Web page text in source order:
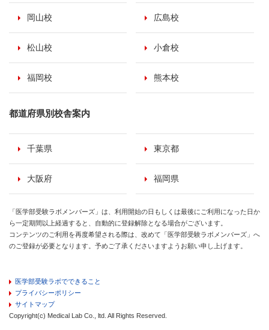
岡山校 広島校
松山校 小倉校
福岡校 熊本校
都道府県別校舎案内
千葉県 東京都
大阪府 福岡県
「医学部受験ラボメンバーズ」は、利用開始の日もしくは最後にご利用になった日か
ら一定期間以上経過すると、自動的に登録解除となる場合がございます。
コンテンツのご利用を再度希望される際は、改めて「医学部受験ラボメンバーズ」へ
のご登録が必要となります。予めご了承くださいますようお願い申し上げます。
医学部受験ラボでできること
プライバシーポリシー
サイトマップ
Copyright(c) Medical Lab Co., ltd. All Rights Reserved.